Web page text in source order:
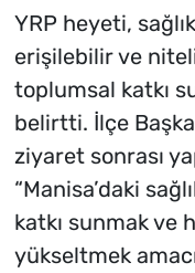
YRP heyeti,
erişilebilir ve
toplumsal katkı
belirtti. İlçe
ziyaret sonrası
“Manisa’daki
katkı sunmak ve
yükseltmek